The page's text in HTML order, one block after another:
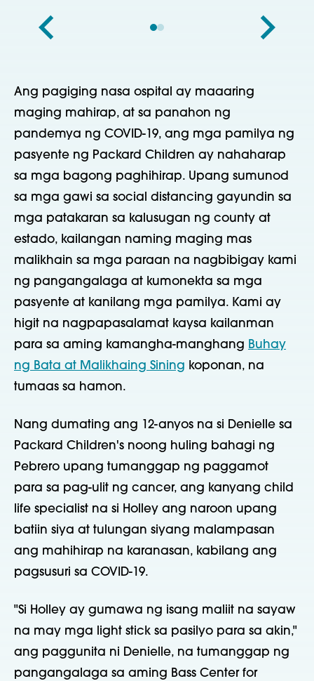
Ang pagiging nasa ospital ay maaaring
maging mahirap, at sa panahon ng
pandemya ng COVID-19, ang mga pamilya ng
pasyente ng Packard Children ay nahaharap
sa mga bagong paghihirap. Upang sumunod
sa mga gawi sa social distancing gayundin sa
mga patakaran sa kalusugan ng county at
estado, kailangan naming maging mas
malikhain sa mga paraan na nagbibigay kami
ng pangangalaga at kumonekta sa mga
pasyente at kanilang mga pamilya. Kami ay
higit na nagpapasalamat kaysa kailanman
para sa aming kamangha-manghang Buhay
ng Bata at Malikhaing Sining koponan, na
tumaas sa hamon.
Nang dumating ang 12-anyos na si Denielle sa
Packard Children's noong huling bahagi ng
Pebrero upang tumanggap ng paggamot
para sa pag-ulit ng cancer, ang kanyang child
life specialist na si Holley ang naroon upang
batiin siya at tulungan siyang malampasan
ang mahihirap na karanasan, kabilang ang
pagsusuri sa COVID-19.
"Si Holley ay gumawa ng isang maliit na sayaw
na may mga light stick sa pasilyo para sa akin,"
ang paggunita ni Denielle, na tumanggap ng
pangangalaga sa aming Bass Center for